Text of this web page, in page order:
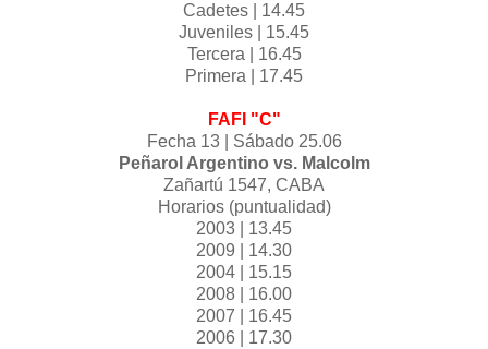
Cadetes | 14.45
Juveniles | 15.45
Tercera | 16.45
Primera | 17.45
FAFI "C"‬
Fecha 13 | Sábado 25.06
Peñarol Argentino vs. Malcolm
Zañartú 1547, CABA
Horarios (puntualidad)
2003 | 13.45
2009 | 14.30
2004 | 15.15
2008 | 16.00
2007 | 16.45
2006 | 17.30